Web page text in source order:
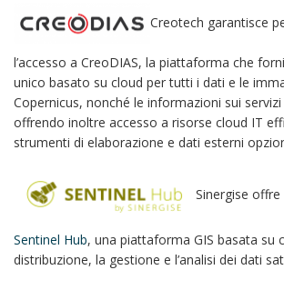
Creotech garantisce
l’accesso a CreoDIAS, la piattaforma che
unico basato su cloud per tutti i dati e le
Copernicus, nonché le informazioni sui servizi
offrendo inoltre accesso a risorse cloud IT
strumenti di elaborazione e dati esterni
Sinergise offre
Sentinel Hub, una piattaforma GIS basata su
distribuzione, la gestione e l’analisi dei dati